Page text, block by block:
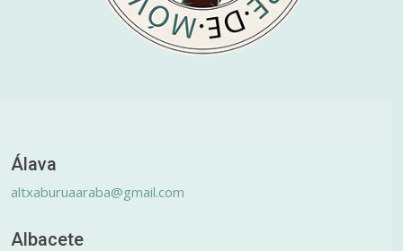
Álava
altxaburuaaraba@gmail.com
Albacete